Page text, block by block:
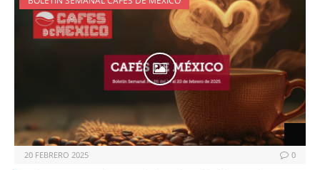
20 FEBRERO 2025 0